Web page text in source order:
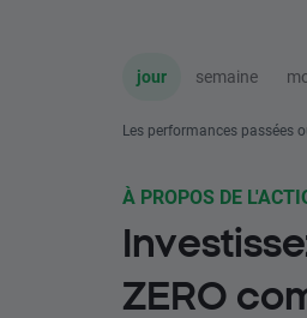
jour semaine
Les performances passées
À PROPOS DE
ZERO